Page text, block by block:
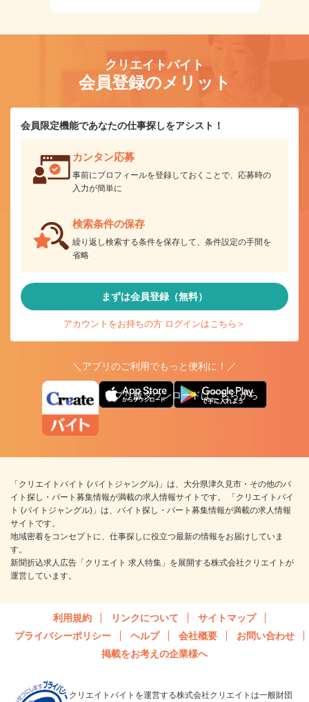
クリエイトバイト
会員登録のメリット
会員限定機能であなたの仕事探しをアシスト！
カンタン応募
事前にプロフィールを登録しておくことで、応募時の
入力が簡単に
検索条件の保存
繰り返し検索する条件を保存して、条件設定の手間を
省略
まずは会員登録（無料）
アカウントをお持ちの方 ログインはこちら＞
＼アプリのご利用でもっと便利に！／
アプリ版ダウンロードはこちらから
「クリエイトバイト (バイトジャングル)」は、大分県津久見市・その他のバ
イト探し・パート募集情報が満載の求人情報サイトです。 「クリエイトバイ
ト (バイトジャングル)」は、バイト探し・パート募集情報が満載の求人情報
サイトです。
地域密着をコンセプトに、仕事探しに役立つ最新の情報をお届けしていま
す。
新聞折込求人広告「クリエイト 求人特集」を展開する株式会社クリエイトが
運営しています。
利用規約 リンクについて
サイトマップ
プライバシーポリシー
ヘルプ 会社概要
お問い合わせ
掲載をお考えの企業様へ
クリエイトバイトを運営する株式会社クリエイトは一般財団